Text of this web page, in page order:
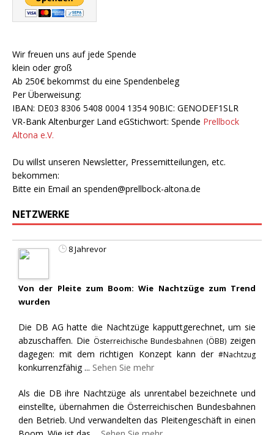
Wir freuen uns auf jede Spende
klein oder groß
Ab 250€ bekommst du eine Spendenbeleg
Per Überweisung:
IBAN: DE03 8306 5408 0004 1354 90BIC: GENODEF1SLR
VR-Bank Altenburger Land eGStichwort: Spende Prellbock
Altona e.V.
Du willst unseren Newsletter, Pressemitteilungen, etc.
bekommen:
Bitte ein Email an spenden@prellbock-altona.de
NETZWERKE
8 Jahrevor
Von der Pleite zum Boom: Wie Nachtzüge zum Trend
wurden
Die DB AG hatte die Nachtzüge kapputtgerechnet, um sie
abzuschaffen. Die Österreichische Bundesbahnen (ÖBB) zeigen
dagegen: mit dem richtigen Konzept kann der #Nachtzug
konkurrenzfähig ... Sehen Sie mehr
Als die DB ihre Nachtzüge als unrentabel bezeichnete und
einstellte, übernahmen die Österreichischen Bundesbahnen
den Betrieb. Und verwandelten das Pleitengeschäft in einen